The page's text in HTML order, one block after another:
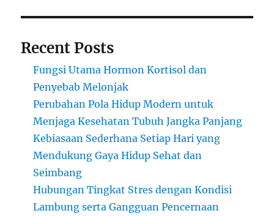
Recent Posts
Fungsi Utama Hormon Kortisol dan
Penyebab Melonjak
Perubahan Pola Hidup Modern untuk
Menjaga Kesehatan Tubuh Jangka Panjang
Kebiasaan Sederhana Setiap Hari yang
Mendukung Gaya Hidup Sehat dan
Seimbang
Hubungan Tingkat Stres dengan Kondisi
Lambung serta Gangguan Pencernaan